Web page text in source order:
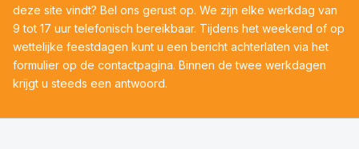
deze site vindt? Bel ons gerust op. We zijn elke werkdag van
9 tot 17 uur telefonisch bereikbaar. Tijdens het weekend of op
wettelijke feestdagen kunt u een bericht achterlaten via het
formulier op de contactpagina. Binnen de twee werkdagen
krijgt u steeds een antwoord.